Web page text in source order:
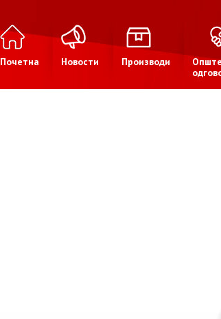
Почетна Новости Производи